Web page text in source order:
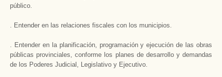
público.
. Entender en las relaciones fiscales con los municipios.
. Entender en la planificación, programación y ejecución de las obras
públicas provinciales, conforme los planes de desarrollo y demandas
de los Poderes Judicial, Legislativo y Ejecutivo.